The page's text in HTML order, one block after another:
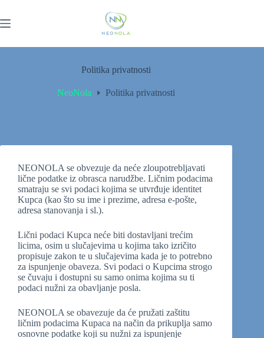
Politika privatnosti
NeoNola Politika privatnosti
NEONOLA se obvezuje da neće zloupotrebljavati
lične podatke iz obrasca narudžbe. Ličnim podacima
smatraju se svi podaci kojima se utvrđuje identitet
Kupca (kao što su ime i prezime, adresa e-pošte,
adresa stanovanja i sl.).
Lični podaci Kupca neće biti dostavljani trećim
licima, osim u slučajevima u kojima tako izričito
propisuje zakon te u slučajevima kada je to potrebno
za ispunjenje obaveza. Svi podaci o Kupcima strogo
se čuvaju i dostupni su samo onima kojima su ti
podaci nužni za obavljanje posla.
NEONOLA se obavezuje da će pružati zaštitu
ličnim podacima Kupaca na način da prikuplja samo
osnovne podatke koji su nužni za ispunjenje